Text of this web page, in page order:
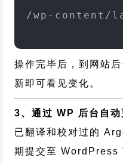
/wp-content/
操作完毕后，到网站
新即可看见变化。
3、通过 WP 后台自动
已翻译和校对过的
期提交至 WordPress